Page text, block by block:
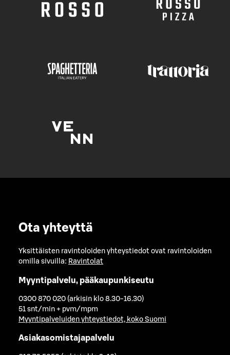
Ota yhteyttä
Yksittäisten ravintoloiden yhteystiedot ovat ravintoloiden
omilla sivuilla: Ravintolat
Myyntipalvelu, pääkaupunkiseutu
0300 870 020 (arkisin klo 8.30-16.30)
51 snt/min + pvm/mpm
Myyntipalveluiden yhteystiedot, koko Suomi
Asiakasomistajapalvelu